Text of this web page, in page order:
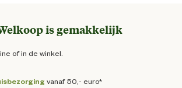
is gemakkelijk
of in de winkel.
vanaf 50,- euro*